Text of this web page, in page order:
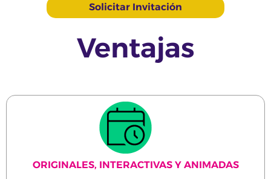
Solicitar Invitación
Ventajas
ORIGINALES, INTERACTIVAS Y ANIMADAS